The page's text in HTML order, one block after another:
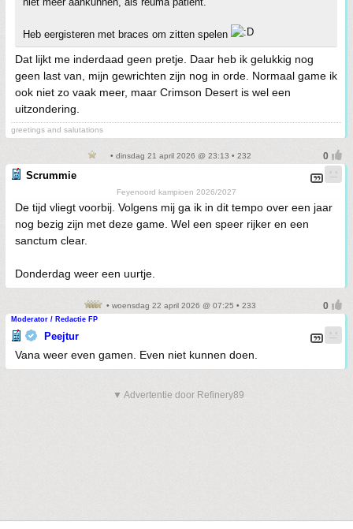
Heb eergisteren met braces om zitten spelen
Dat lijkt me inderdaad geen pretje. Daar heb ik gelukkig nog
geen last van, mijn gewrichten zijn nog in orde. Normaal game ik
ook niet zo vaak meer, maar Crimson Desert is wel een
uitzondering.
greetings and salutations
• dinsdag 21 april 2026 @ 23:13 • 232
Scrummie
Feyenoord kampioen 2026/2027
De tijd vliegt voorbij. Volgens mij ga ik in dit tempo over een jaar
nog bezig zijn met deze game. Wel een speer rijker en een
sanctum clear.
Donderdag weer een uurtje.
• woensdag 22 april 2026 @ 07:25 • 233
Moderator / Redactie FP
Peejtur
Vana weer even gamen. Even niet kunnen doen.
▼ Advertentie door Refinery89